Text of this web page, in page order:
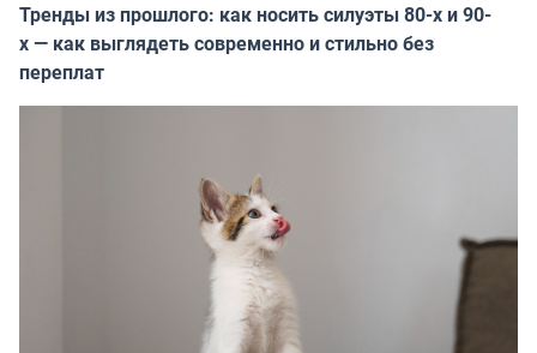
Тренды из прошлого: как носить силуэты 80-х и 90-
х — как выглядеть современно и стильно без
переплат